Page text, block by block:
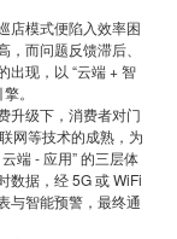
店模式便陷入效率困
而问题反馈滞后、
出现，以 “云端 + 智
。
升级下，消费者对门
网等技术的成熟，为
端 - 应用” 的三层体
数据，经 5G 或 WiFi
与智能预警，最终通